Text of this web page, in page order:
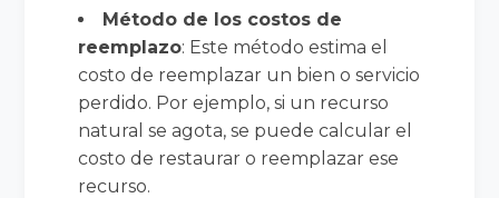
Método de los costos de
reemplazo: Este método estima el
costo de reemplazar un bien o servicio
perdido. Por ejemplo, si un recurso
natural se agota, se puede calcular el
costo de restaurar o reemplazar ese
recurso.